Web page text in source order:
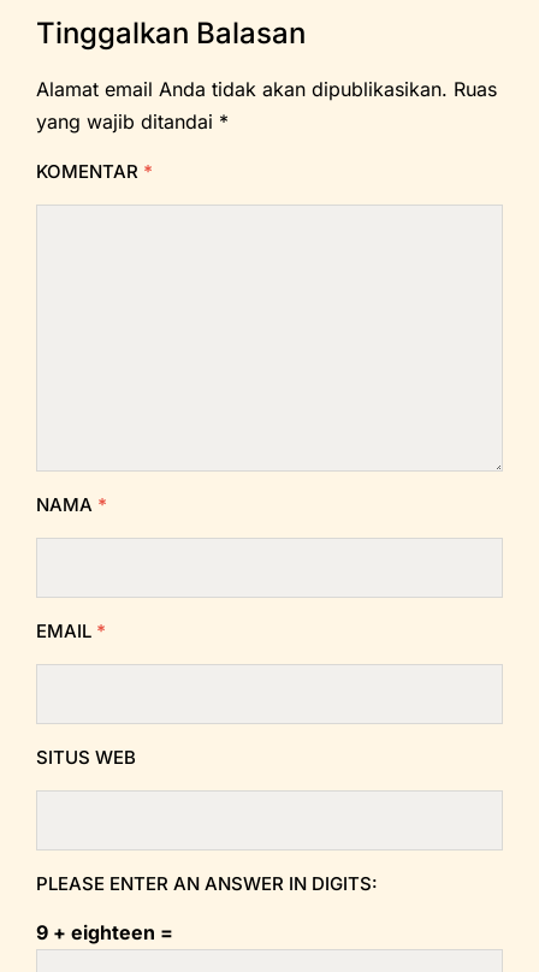
Tinggalkan Balasan
Alamat email Anda tidak akan dipublikasikan. Ruas
yang wajib ditandai *
KOMENTAR *
NAMA *
EMAIL *
SITUS WEB
PLEASE ENTER AN ANSWER IN DIGITS:
9 + eighteen =